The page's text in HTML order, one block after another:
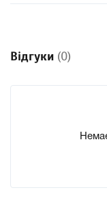
Відгуки (0)